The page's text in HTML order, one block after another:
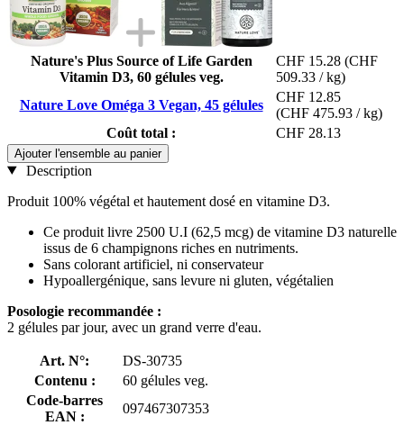
Nature's Plus Source of Life Garden
Vitamin D3, 60 gélules veg.
CHF 15.28 (CHF
509.33 / kg)
Nature Love Oméga 3 Vegan, 45 gélules
CHF 12.85
(CHF 475.93 / kg)
Coût total :
CHF 28.13
Ajouter l'ensemble au panier
Description
Produit 100% végétal et hautement dosé en vitamine D3.
Ce produit livre 2500 U.I (62,5 mcg) de vitamine D3 naturelle
issus de 6 champignons riches en nutriments.
Sans colorant artificiel, ni conservateur
Hypoallergénique, sans levure ni gluten, végétalien
Posologie recommandée :
2 gélules par jour, avec un grand verre d'eau.
Art. N°:
DS-30735
Contenu :
60 gélules veg.
Code-barres
EAN :
097467307353